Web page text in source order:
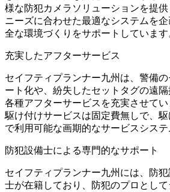
様な防犯カメラソリューションを提
ニーズに合わせた最適なシステムを
全な環境づくりをサポートしています
充実したアフターサービス
セイフティプランナー九州は、警備
ート化や、紛失したセットタグの遠隔
各種アフターサービスを充実させて
駆け付けサービスは固定費無しで、
で利用可能な画期的なサービスシステ
防犯設備士による専門的なサポート
セイフティプランナー九州には、防
士が在籍しており、防犯のプロとし